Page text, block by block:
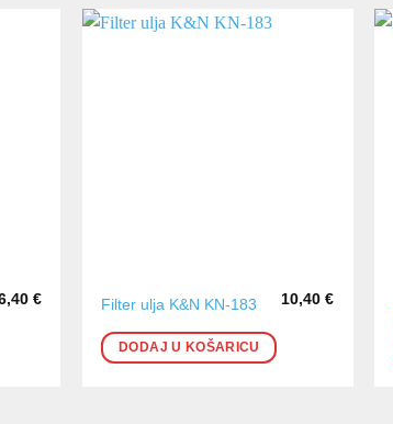
€ Filter ulja K&N KN-183 10,40€
DODAJ U KOŠARICU